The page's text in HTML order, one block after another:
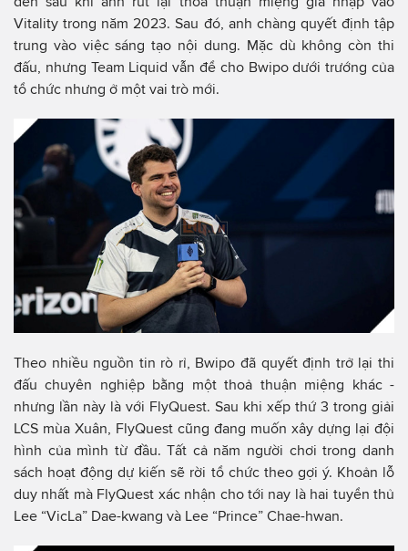
Vitality trong năm 2023. Sau đó, anh chàng quyết định tập
trung vào việc sáng tạo nội dung. Mặc dù không còn thi
đấu, nhưng Team Liquid vẫn để cho Bwipo dưới trướng của
tổ chức nhưng ở một vai trò mới.
Theo nhiều nguồn tin rò rỉ, Bwipo đã quyết định trở lại thi
đấu chuyên nghiệp bằng một thoả thuận miệng khác -
nhưng lần này là với FlyQuest. Sau khi xếp thứ 3 trong giải
LCS mùa Xuân, FlyQuest cũng đang muốn xây dựng lại đội
hình của mình từ đầu. Tất cả năm người chơi trong danh
sách hoạt động dự kiến sẽ rời tổ chức theo gợi ý. Khoản lỗ
duy nhất mà FlyQuest xác nhận cho tới nay là hai tuyển thủ
Lee “VicLa” Dae-kwang và Lee “Prince” Chae-hwan.